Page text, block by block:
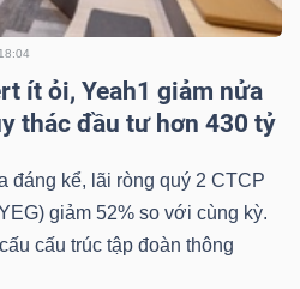
ít ỏi, Yeah1 giảm nửa
thác đầu tư hơn 430 tỷ
đáng kể, lãi ròng quý 2 CTCP
giảm 52% so với cùng kỳ.
cấu trúc tập đoàn thông